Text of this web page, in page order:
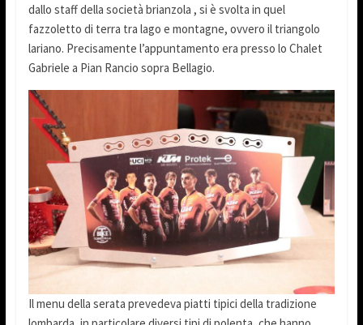
dallo staff della società brianzola , si è svolta in quel
fazzoletto di terra tra lago e montagne, ovvero il triangolo
lariano. Precisamente l’appuntamento era presso lo Chalet
Gabriele a Pian Rancio sopra Bellagio.
Il menu della serata prevedeva piatti tipici della tradizione